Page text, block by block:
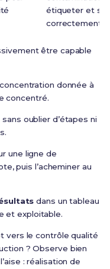
étiqueter et
correctement
être capable
donnée à
concentré.
sans oublier d’étapes ni
une ligne de
puis l’acheminer au
dans un tableau
et exploitable.
vers le contrôle qualité
? Observe bien
: réalisation de